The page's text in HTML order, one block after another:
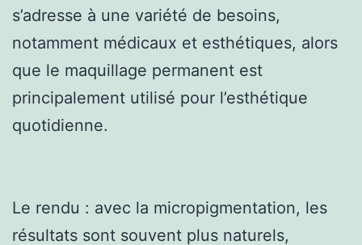
s’adresse à une variété de besoins,
notamment médicaux et esthétiques, alors
que le maquillage permanent est
principalement utilisé pour l’esthétique
quotidienne.
Le rendu : avec la micropigmentation, les
résultats sont souvent plus naturels,